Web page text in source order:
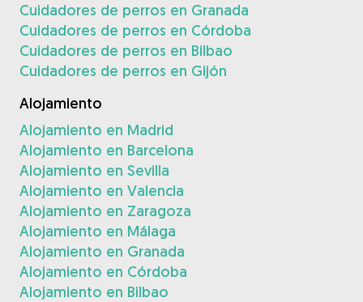
Cuidadores de perros en Granada
Cuidadores de perros en Córdoba
Cuidadores de perros en Bilbao
Cuidadores de perros en Gijón
Alojamiento
Alojamiento en Madrid
Alojamiento en Barcelona
Alojamiento en Sevilla
Alojamiento en Valencia
Alojamiento en Zaragoza
Alojamiento en Málaga
Alojamiento en Granada
Alojamiento en Córdoba
Alojamiento en Bilbao